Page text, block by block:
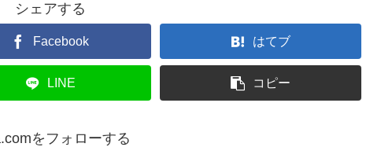
シェアする
Facebook はてブ
LINE コピー
をフォローする